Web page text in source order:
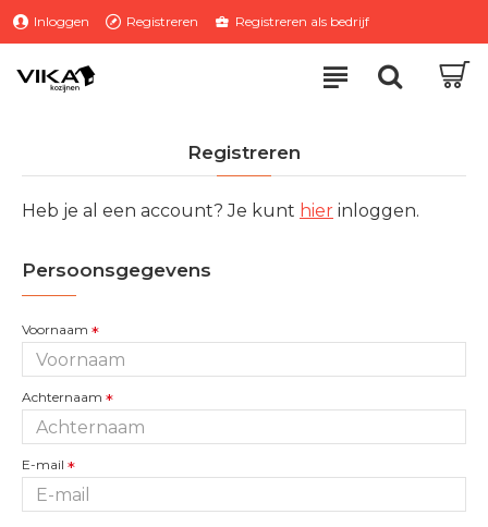
Inloggen Registreren Registreren als bedrijf
Registreren
Heb je al een account? Je kunt hier inloggen.
Persoonsgegevens
Voornaam
Achternaam
E-mail